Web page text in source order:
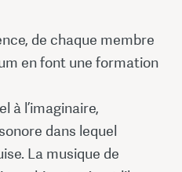
de chaque membre
en font une formation
à l’imaginaire,
dans lequel
La musique de